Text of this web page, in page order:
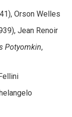
Orson Welles
Jean Renoir
Potyomkin,